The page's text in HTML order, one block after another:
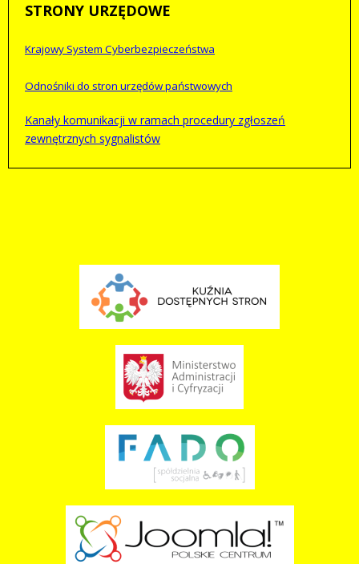
STRONY URZĘDOWE
Krajowy System Cyberbezpieczeństwa
Odnośniki do stron urzędów państwowych
Kanały komunikacji w ramach procedury zgłoszeń
zewnętrznych sygnalistów